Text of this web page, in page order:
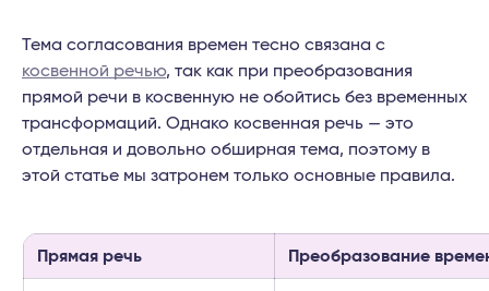
Тема согласования времен тесно связана с
косвенной речью, так как при преобразования
прямой речи в косвенную не обойтись без временных
трансформаций. Однако косвенная речь — это
отдельная и довольно обширная тема, поэтому в
этой статье мы затронем только основные правила.
Прямая речь Преобразование